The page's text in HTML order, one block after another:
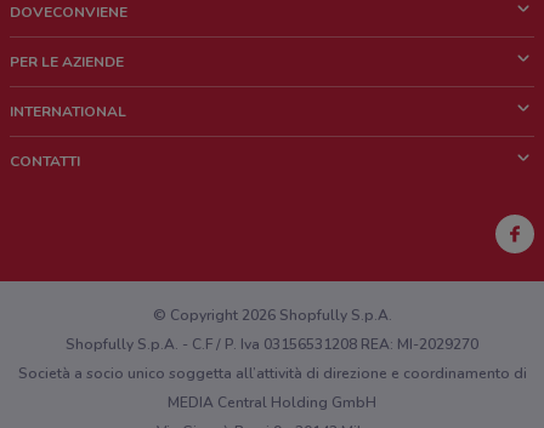
DOVECONVIENE
Chi siamo
Lavora con noi
PER LE AZIENDE
Richieste commerciali e marketing
INTERNATIONAL
CONTATTI
Hai un malfunzionamento sul web o sull'app?
© Copyright 2026 Shopfully S.p.A.
Shopfully S.p.A. - C.F / P. Iva 03156531208 REA: MI-2029270
Società a socio unico soggetta all’attività di direzione e coordinamento di
MEDIA Central Holding GmbH